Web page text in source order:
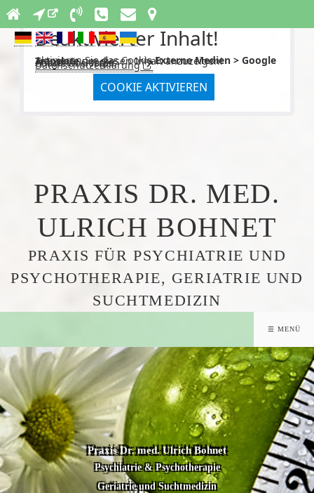
Deaktivierter Inhalt!
Aktivieren Sie das Cookie
Externe Medien > Google Translateum diesen Inhalt anzuzeigen!
Anbieter: Google
Google Übersetzer.
Datenschutzerklärung
COOKIE AKTIVIEREN
PRAXIS DR. MED.
ULRICH BOHNET
PRAXIS FÜR PSYCHIATRIE UND
PSYCHOTHERAPIE, GERIATRIE UND
SUCHTMEDIZIN
☰ MENÜ
Praxis Dr. med. Ulrich Bohnet
Psychiatrie & Psychotherapie
Geriatrie und Suchtmedizin